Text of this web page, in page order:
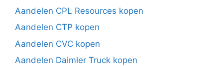
Aandelen CPL Resources kopen
Aandelen CTP kopen
Aandelen CVC kopen
Aandelen Daimler Truck kopen